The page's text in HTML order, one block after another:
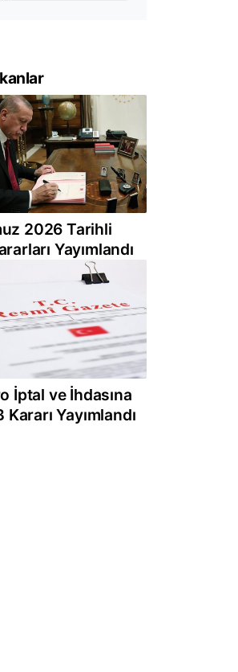
2026 Tarihli
Yayımlandı
İptal ve İhdasına
Yayımlandı